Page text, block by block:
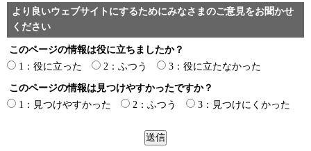
より良いウェブサイトにするためにみなさまのご意見をお聞かせ
ください
このページの情報は役に立ちましたか？
1：役に立った
2：ふつう 3：役に立たなかった
このページの情報は見つけやすかったですか？
1：見つけやすかった
2：ふつう 3：見つけにくかった